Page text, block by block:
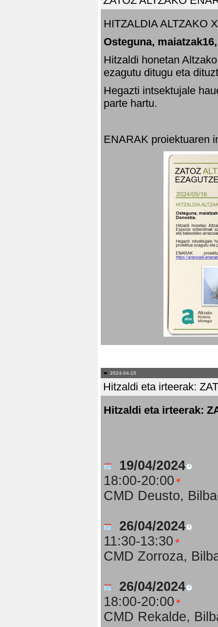
HITZALDIA ALTZAKO
Osteguna,
Hitzaldi honetan
ezagutu ditugu eta
Hegazti intsektujale
parte hartu.
ENARAK proiektuaren
2024-04-15
Hitzaldi eta irteerak:
Hitzaldi eta irteerak:
19/04/2024
18:00-20:00
CMD Deusto,
26/04/2024
11:30-13:30
CMD Zorroza,
26/04/2024
18:00-20:00
CMD Rekalde,